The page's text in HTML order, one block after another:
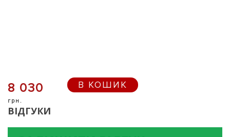
8 030
грн.
В КОШИК
ВІДГУКИ